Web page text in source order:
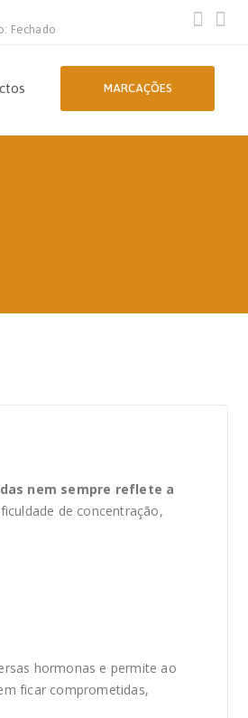
Fechado
MARCAÇÕES
nem sempre reflete a
de concentração,
hormonas e permite ao
ficar comprometidas,